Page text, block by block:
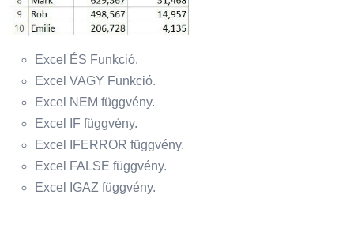
Excel ÉS Funkció.
Excel VAGY Funkció.
Excel NEM függvény.
Excel IF függvény.
Excel IFERROR függvény.
Excel FALSE függvény.
Excel IGAZ függvény.